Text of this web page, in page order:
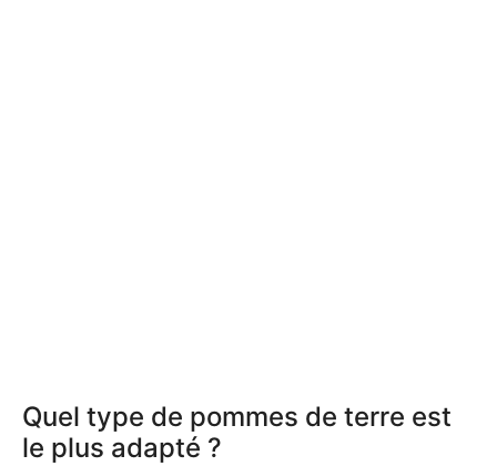
Quel type de pommes de terre est
le plus adapté ?